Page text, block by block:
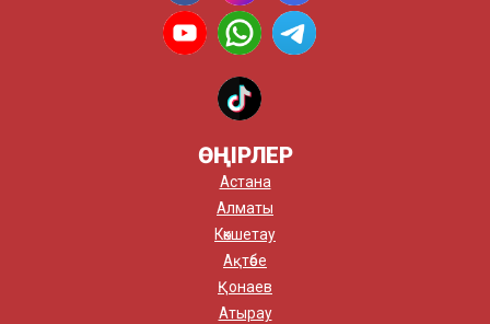
ӨҢІРЛЕР
Астана
Алматы
Көкшетау
Ақтөбе
Қонаев
Атырау